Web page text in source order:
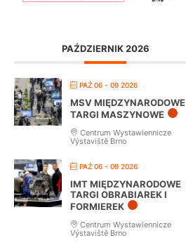
PAŹDZIERNIK 2026
PAŹ 06 - 09 2026
MSV MIĘDZYNARODOWE
TARGI MASZYNOWE
Centrum Wystawiennicze
Výstaviště Brno
PAŹ 06 - 09 2026
IMT MIĘDZYNARODOWE
TARGI OBRABIAREK I
FORMIEREK
Centrum Wystawiennicze
Výstaviště Brno